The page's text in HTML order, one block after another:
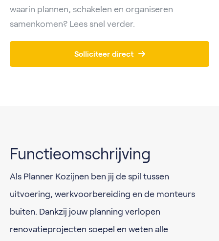
waarin plannen, schakelen en organiseren
samenkomen? Lees snel verder.
Solliciteer direct
Functieomschrijving
Als Planner Kozijnen ben jij de spil tussen
uitvoering, werkvoorbereiding en de monteurs
buiten. Dankzij jouw planning verlopen
renovatieprojecten soepel en weten alle